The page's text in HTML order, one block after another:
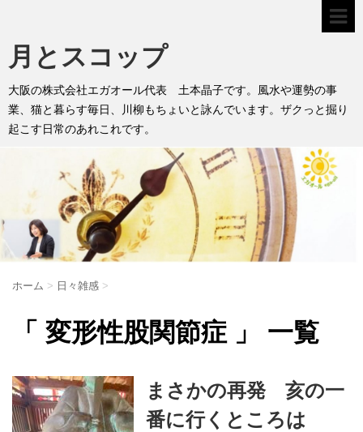
月とスコップ
大阪の株式会社エガオール代表 土本晶子です。風水や運勢の事
業、猫と暮らす毎日、川柳もちょいと詠んでいます。ザクっと掘り
起こす日常のあれこれです。
ホーム > 日々雑感 >
「 変形性股関節症 」 一覧
まさかの再発 亥の一
番に行くところは